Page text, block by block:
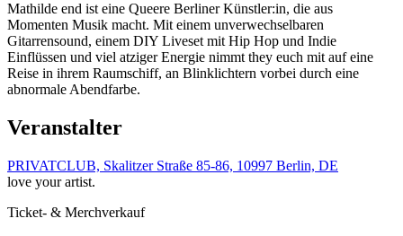
Mathilde end ist eine Queere Berliner Künstler:in, die aus
Momenten Musik macht. Mit einem unverwechselbaren
Gitarrensound, einem DIY Liveset mit Hip Hop und Indie
Einflüssen und viel atziger Energie nimmt they euch mit auf eine
Reise in ihrem Raumschiff, an Blinklichtern vorbei durch eine
abnormale Abendfarbe.
Veranstalter
PRIVATCLUB, Skalitzer Straße 85-86, 10997 Berlin, DE
love your artist.
Ticket- & Merchverkauf